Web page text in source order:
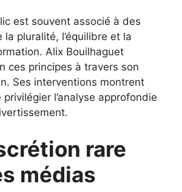
est souvent associé à des
la pluralité, l’équilibre et la
Alix Bouilhaguet
ces principes à travers son
Ses interventions montrent
l’analyse approfondie
rare
médias